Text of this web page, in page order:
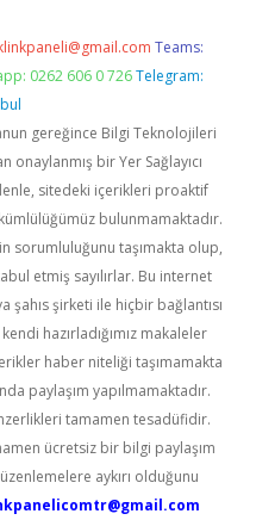
Teams:
0262 606 0 726 Telegram:
gereğince Bilgi Teknolojileri
onaylanmış bir Yer Sağlayıcı
sitedeki içerikleri proaktif
bulunmamaktadır.
sorumluluğunu taşımakta olup,
etmiş sayılırlar. Bu internet
şirketi ile hiçbir bağlantısı
hazırladığımız makaleler
haber niteliği taşımamakta
paylaşım yapılmamaktadır.
tamamen tesadüfidir.
ücretsiz bir bilgi paylaşım
aykırı olduğunu